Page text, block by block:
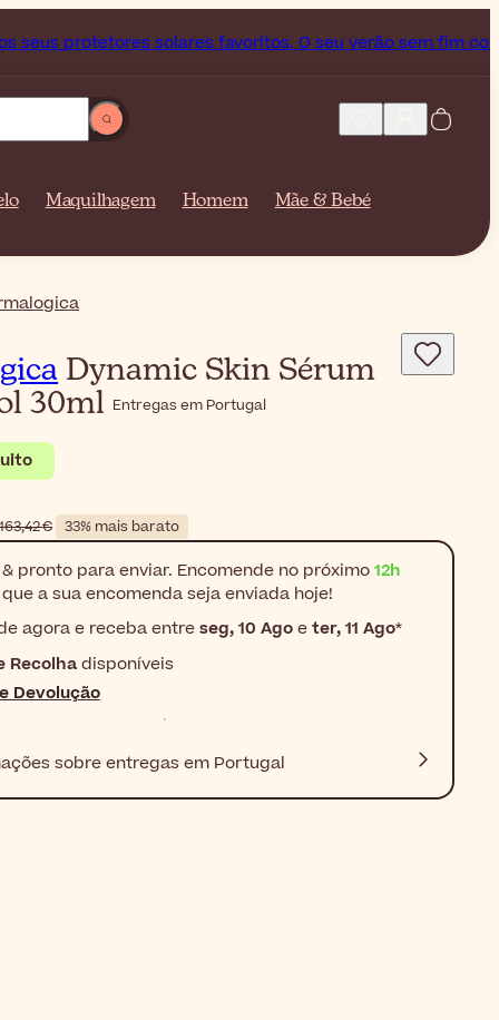
protetores solares favoritos. O seu verão sem fim começa
Maquilhagem Homem Mãe & Bebé
Dynamic Skin Sérum
30ml Entregas em Portugal
163,42 € 33% mais barato
pronto para enviar. Encomende no próximo12h
a sua encomenda seja enviada hoje!
agora e receba entreseg, 10 Agoeter, 11 Ago*
Recolhadisponíveis
Devolução
sobre entregas em Portugal